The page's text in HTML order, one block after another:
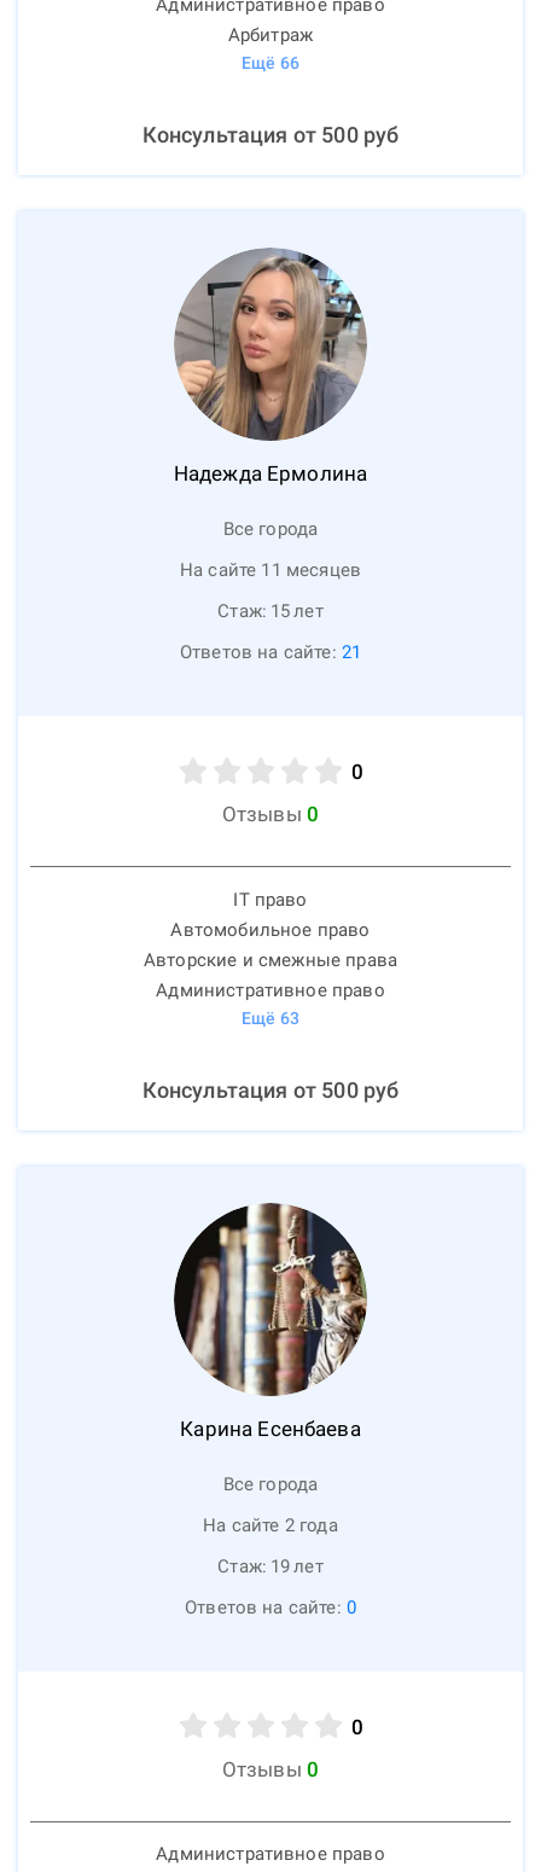
Административное право
Арбитраж
Ещё 66
Консультация от 500руб
Надежда Ермолина
Все города
На сайте 11 месяцев
Стаж: 15лет
Ответов на сайте: 21
0
Отзывы 0
IT право
Автомобильное право
Авторские и смежные права
Административное право
Ещё 63
Консультация от 500руб
Карина Есенбаева
Все города
На сайте 2 года
Стаж: 19лет
Ответов на сайте: 0
0
Отзывы 0
Административное право